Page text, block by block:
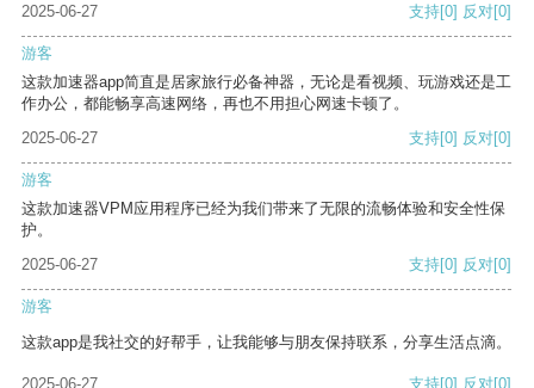
2025-06-27 支持[0] 反对[0]
游客
这款加速器app简直是居家旅行必备神器，无论是看视频、玩游戏还是工
作办公，都能畅享高速网络，再也不用担心网速卡顿了。
2025-06-27
支持[0] 反对[0]
游客
这款加速器VPM应用程序已经为我们带来了无限的流畅体验和安全性保
护。
2025-06-27
支持[0] 反对[0]
游客
这款app是我社交的好帮手，让我能够与朋友保持联系，分享生活点滴。
2025-06-27 支持[0] 反对[0]